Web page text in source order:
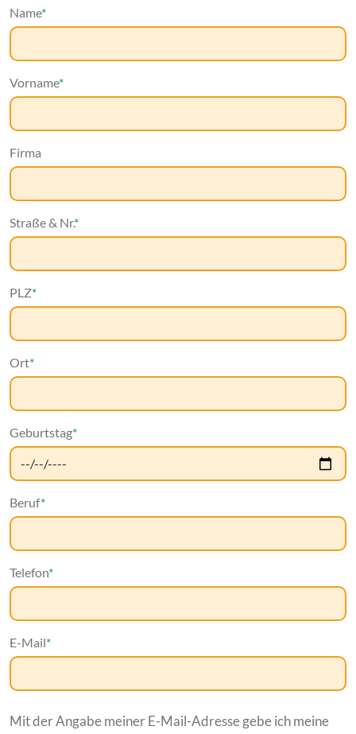
Name*
Vorname*
Firma
Straße & Nr.*
PLZ*
Ort*
Geburtstag*
Beruf*
Telefon*
E-Mail*
Mit der Angabe meiner E-Mail-Adresse gebe ich meine